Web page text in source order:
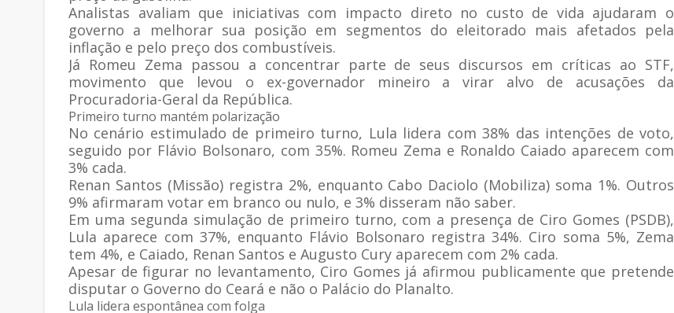
Analistas avaliam que iniciativas com impacto direto no custo de vida ajudaram o
governo a melhorar sua posição em segmentos do eleitorado mais afetados pela
inflação e pelo preço dos combustíveis.
Já Romeu Zema passou a concentrar parte de seus discursos em críticas ao STF,
movimento que levou o ex-governador mineiro a virar alvo de acusações da
Procuradoria-Geral da República.
Primeiro turno mantém polarização
No cenário estimulado de primeiro turno, Lula lidera com 38% das intenções de voto,
seguido por Flávio Bolsonaro, com 35%. Romeu Zema e Ronaldo Caiado aparecem com
3% cada.
Renan Santos (Missão) registra 2%, enquanto Cabo Daciolo (Mobiliza) soma 1%. Outros
9% afirmaram votar em branco ou nulo, e 3% disseram não saber.
Em uma segunda simulação de primeiro turno, com a presença de Ciro Gomes (PSDB),
Lula aparece com 37%, enquanto Flávio Bolsonaro registra 34%. Ciro soma 5%, Zema
tem 4%, e Caiado, Renan Santos e Augusto Cury aparecem com 2% cada.
Apesar de figurar no levantamento, Ciro Gomes já afirmou publicamente que pretende
disputar o Governo do Ceará e não o Palácio do Planalto.
Lula lidera espontânea com folga